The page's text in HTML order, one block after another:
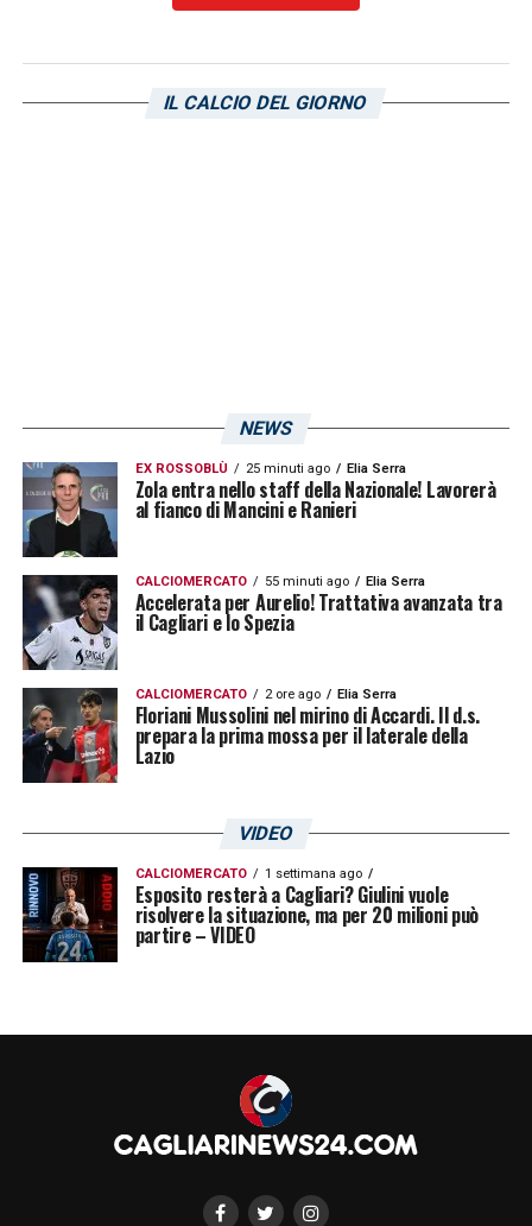
misura di un solo gol. Lottano e giocano,
significa che sono una buona squadra»
IL CALCIO DEL GIORNO
NEWS
EX ROSSOBLÙ 25 minuti ago Elia Serra
Zola entra nello staff della Nazionale! Lavorerà
al fianco di Mancini e Ranieri
CALCIOMERCATO 55 minuti ago Elia Serra
Accelerata per Aurelio! Trattativa avanzata tra
il Cagliari e lo Spezia
CALCIOMERCATO 2 ore ago Elia Serra
Floriani Mussolini nel mirino di Accardi. Il d.s.
prepara la prima mossa per il laterale della
Lazio
VIDEO
CALCIOMERCATO 1 settimana ago
Esposito resterà a Cagliari? Giulini vuole
risolvere la situazione, ma per 20 milioni può
partire – VIDEO